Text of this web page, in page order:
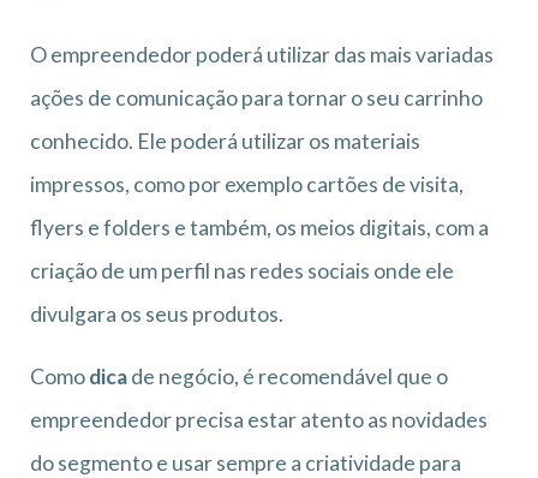
O empreendedor poderá utilizar das mais variadas
ações de comunicação para tornar o seu carrinho
conhecido. Ele poderá utilizar os materiais
impressos, como por exemplo cartões de visita,
flyers e folders e também, os meios digitais, com a
criação de um perfil nas redes sociais onde ele
divulgara os seus produtos.
Comodicade negócio, é recomendável que o
empreendedor precisa estar atento as novidades
do segmento e usar sempre a criatividade para